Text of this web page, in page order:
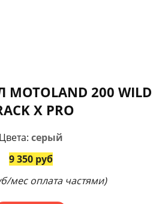
200 WILD
X PRO
Цвета: серый
9 350 руб
мес оплата частями)